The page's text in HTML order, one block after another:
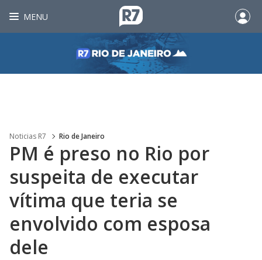
MENU
Noticias R7 Rio de Janeiro
PM é preso no Rio por
suspeita de executar
vítima que teria se
envolvido com esposa
dele